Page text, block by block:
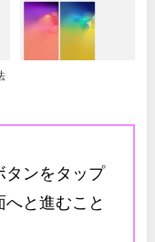
タンをタップ
と進むこと